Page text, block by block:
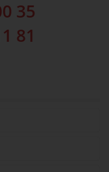
35
81